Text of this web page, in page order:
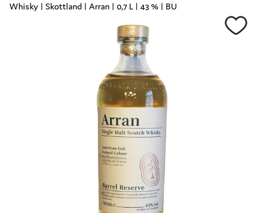
Whisky | Skottland | Arran | 0,7 L | 43 % | BU